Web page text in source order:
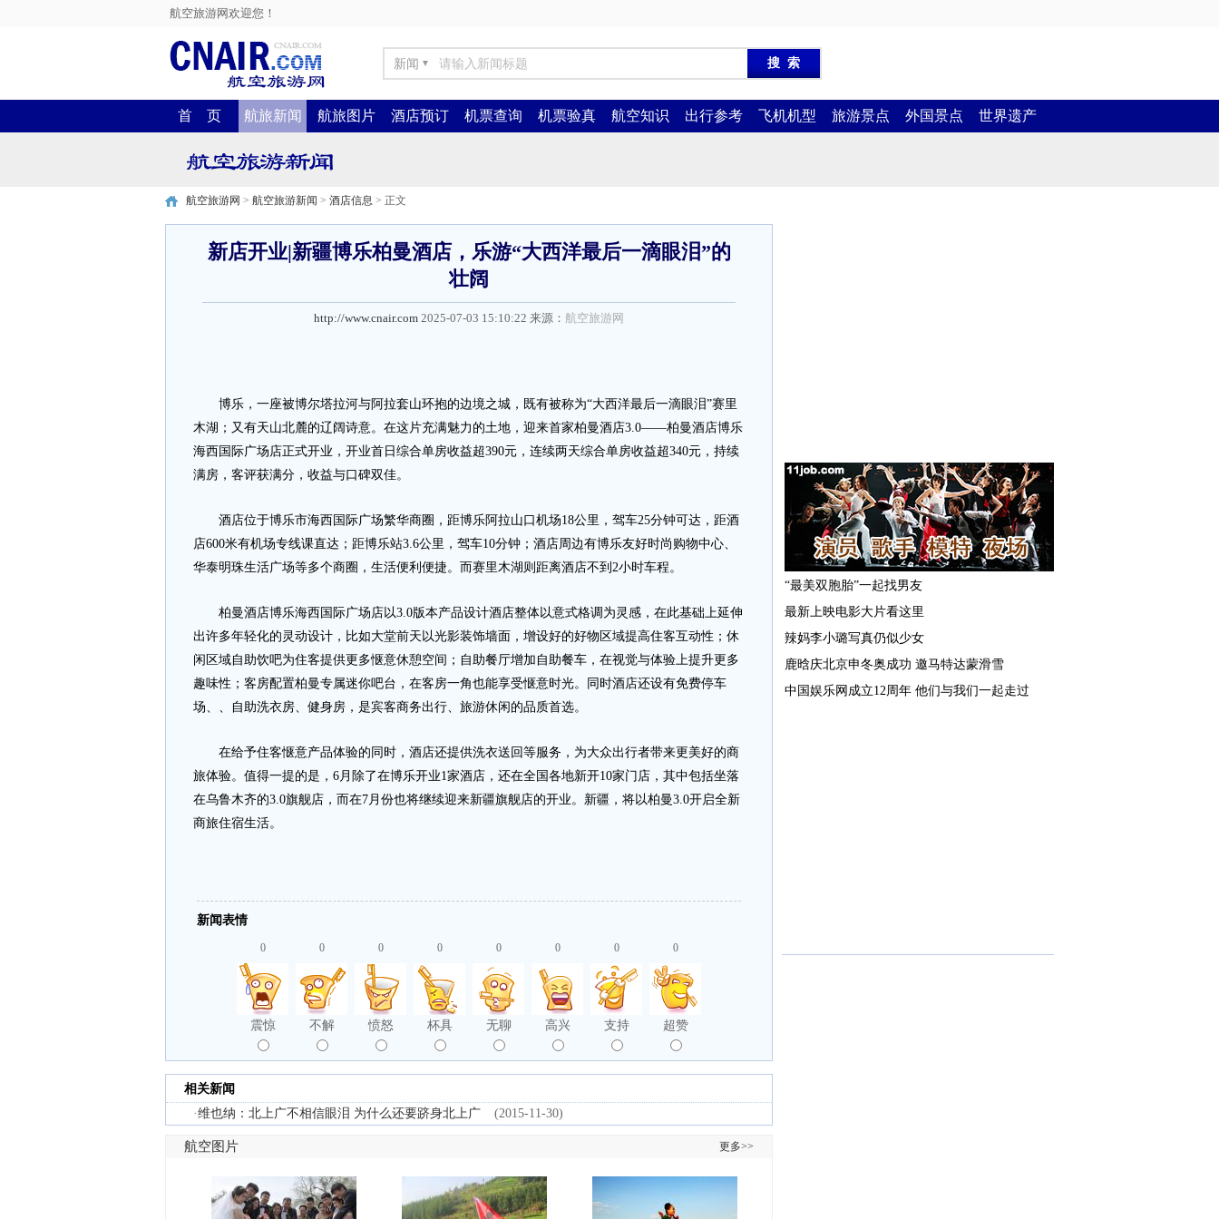
航空旅游网欢迎您！
新闻 ▼
首 页 航旅新闻 航旅图片 酒店预订 机票查询 机票验真 航空知识 出行参考 飞机机型 旅游景点 外国景点 世界遗产
航空旅游网 > 航空旅游新闻 > 酒店信息 > 正文
新店开业|新疆博乐柏曼酒店，乐游“大西洋最后一滴眼泪”的
壮阔
http://www.cnair.com 2025-07-03 15:10:22 来源： 航空旅游网
博乐，一座被博尔塔拉河与阿拉套山环抱的边境之城，既有被称为“大西洋最后一滴眼泪”赛里
木湖；又有天山北麓的辽阔诗意。在这片充满魅力的土地，迎来首家柏曼酒店3.0——柏曼酒店博乐
海西国际广场店正式开业，开业首日综合单房收益超390元，连续两天综合单房收益超340元，持续
满房，客评获满分，收益与口碑双佳。
酒店位于博乐市海西国际广场繁华商圈，距博乐阿拉山口机场18公里，驾车25分钟可达，距酒
店600米有机场专线课直达；距博乐站3.6公里，驾车10分钟；酒店周边有博乐友好时尚购物中心、
华泰明珠生活广场等多个商圈，生活便利便捷。而赛里木湖则距离酒店不到2小时车程。
柏曼酒店博乐海西国际广场店以3.0版本产品设计酒店整体以意式格调为灵感，在此基础上延伸
出许多年轻化的灵动设计，比如大堂前天以光影装饰墙面，增设好的好物区域提高住客互动性；休
闲区域自助饮吧为住客提供更多惬意休憩空间；自助餐厅增加自助餐车，在视觉与体验上提升更多
趣味性；客房配置柏曼专属迷你吧台，在客房一角也能享受惬意时光。同时酒店还设有免费停车
场、、自助洗衣房、健身房，是宾客商务出行、旅游休闲的品质首选。
在给予住客惬意产品体验的同时，酒店还提供洗衣送回等服务，为大众出行者带来更美好的商
旅体验。值得一提的是，6月除了在博乐开业1家酒店，还在全国各地新开10家门店，其中包括坐落
在乌鲁木齐的3.0旗舰店，而在7月份也将继续迎来新疆旗舰店的开业。新疆，将以柏曼3.0开启全新
商旅住宿生活。
新闻表情
0
震惊
0
不解
0
愤怒
0
杯具
0
无聊
0
高兴
0
支持
0
超赞
相关新闻
·维也纳：北上广不相信眼泪 为什么还要跻身北上广 (2015-11-30)
航空图片 更多>>